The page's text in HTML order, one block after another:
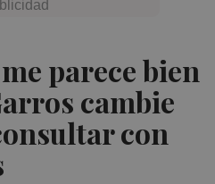
parece bien
cambie
con